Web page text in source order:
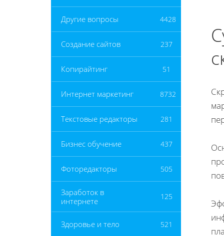
Другие вопросы 4428
Создание сайтов 237
Копирайтинг 51
Интернет маркетинг 8732
Текстовые редакторы 281
Бизнес обучение 437
Фоторедакторы 505
Заработок в
интернете
125
Здоровье и тело 521